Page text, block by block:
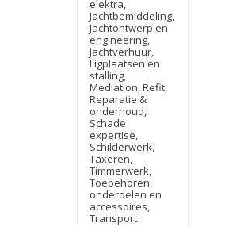
elektra,
Jachtbemiddeling,
Jachtontwerp en
engineering,
Jachtverhuur,
Ligplaatsen en
stalling,
Mediation, Refit,
Reparatie &
onderhoud,
Schade
expertise,
Schilderwerk,
Taxeren,
Timmerwerk,
Toebehoren,
onderdelen en
accessoires,
Transport